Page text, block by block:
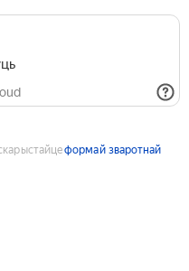
формай зваротнай